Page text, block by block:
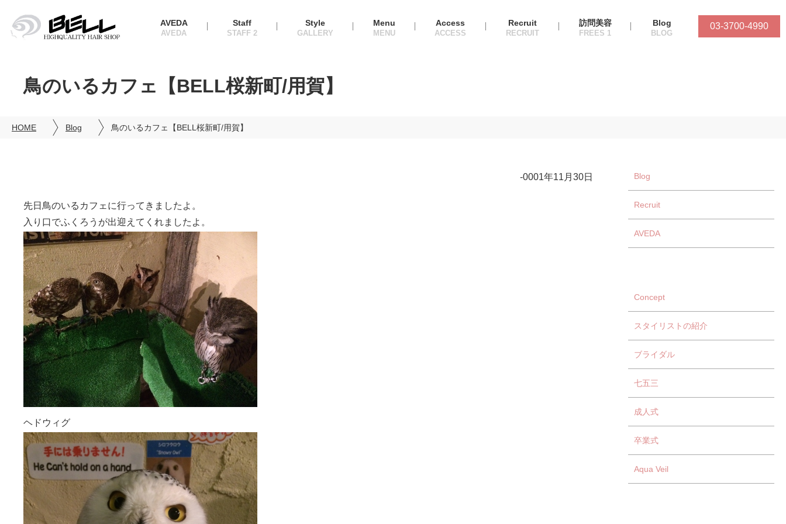
AVEDA Staff Style Menu Access Recruit 訪問美容 Blog 03-3700-4990
鳥のいるカフェ【BELL桜新町/用賀】
HOME Blog 鳥のいるカフェ【BELL桜新町/用賀】
-0001年11月30日
先日鳥のいるカフェに行ってきましたよ。
入り口でふくろうが出迎えてくれましたよ。
ヘドウィグ
Blog
Recruit
AVEDA
Concept
スタイリストの紹介
ブライダル
七五三
成人式
卒業式
Aqua Veil